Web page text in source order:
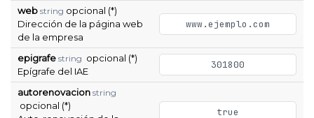
web string opcional (*)
Dirección de la página web
de la empresa
www.ejemplo.com
epigrafe string opcional (*)
Epígrafe del IAE
301800
autorenovacion string
opcional (*)
true